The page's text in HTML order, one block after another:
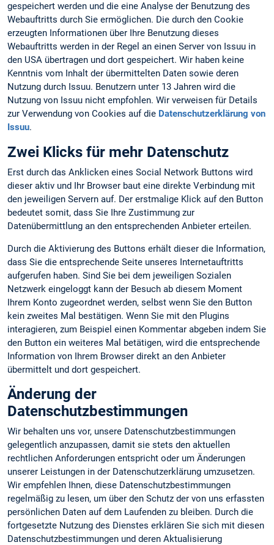
gespeichert werden und die eine Analyse der Benutzung des
Webauftritts durch Sie ermöglichen. Die durch den Cookie
erzeugten Informationen über Ihre Benutzung dieses
Webauftritts werden in der Regel an einen Server von Issuu in
den USA übertragen und dort gespeichert. Wir haben keine
Kenntnis vom Inhalt der übermittelten Daten sowie deren
Nutzung durch Issuu. Benutzern unter 13 Jahren wird die
Nutzung von Issuu nicht empfohlen. Wir verweisen für Details
zur Verwendung von Cookies auf die Datenschutzerklärung von
Issuu.
Zwei Klicks für mehr Datenschutz
Erst durch das Anklicken eines Social Network Buttons wird
dieser aktiv und Ihr Browser baut eine direkte Verbindung mit
den jeweiligen Servern auf. Der erstmalige Klick auf den Button
bedeutet somit, dass Sie Ihre Zustimmung zur
Datenübermittlung an den entsprechenden Anbieter erteilen.
Durch die Aktivierung des Buttons erhält dieser die Information,
dass Sie die entsprechende Seite unseres Internetauftritts
aufgerufen haben. Sind Sie bei dem jeweiligen Sozialen
Netzwerk eingeloggt kann der Besuch ab diesem Moment
Ihrem Konto zugeordnet werden, selbst wenn Sie den Button
kein zweites Mal bestätigen. Wenn Sie mit den Plugins
interagieren, zum Beispiel einen Kommentar abgeben indem Sie
den Button ein weiteres Mal betätigen, wird die entsprechende
Information von Ihrem Browser direkt an den Anbieter
übermittelt und dort gespeichert.
Änderung der
Datenschutzbestimmungen
Wir behalten uns vor, unsere Datenschutzbestimmungen
gelegentlich anzupassen, damit sie stets den aktuellen
rechtlichen Anforderungen entspricht oder um Änderungen
unserer Leistungen in der Datenschutzerklärung umzusetzen.
Wir empfehlen Ihnen, diese Datenschutzbestimmungen
regelmäßig zu lesen, um über den Schutz der von uns erfassten
persönlichen Daten auf dem Laufenden zu bleiben. Durch die
fortgesetzte Nutzung des Dienstes erklären Sie sich mit diesen
Datenschutzbestimmungen und deren Aktualisierung